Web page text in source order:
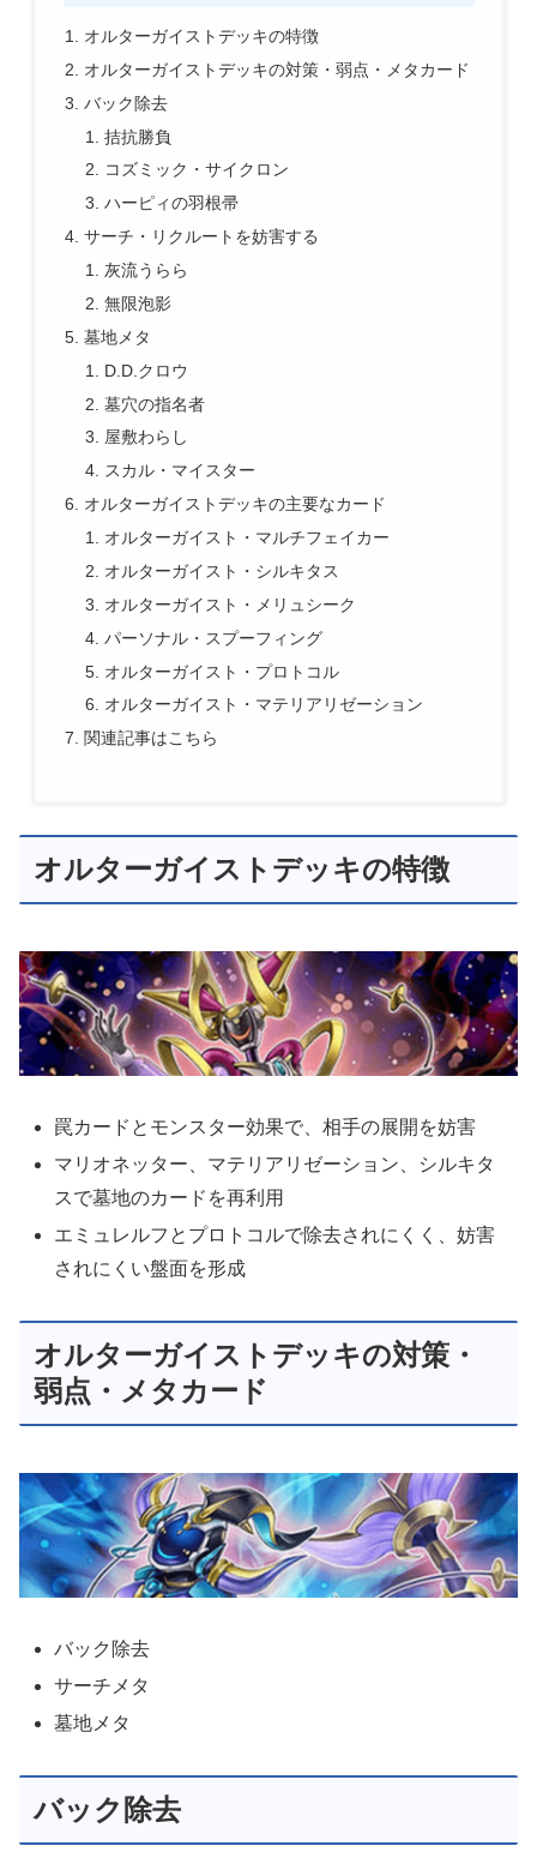
オルターガイストデッキの特徴
オルターガイストデッキの対策・弱点・メタカード
バック除去
拮抗勝負
コズミック・サイクロン
ハーピィの羽根帚
サーチ・リクルートを妨害する
灰流うらら
無限泡影
墓地メタ
D.D.クロウ
墓穴の指名者
屋敷わらし
スカル・マイスター
オルターガイストデッキの主要なカード
オルターガイスト・マルチフェイカー
オルターガイスト・シルキタス
オルターガイスト・メリュシーク
パーソナル・スプーフィング
オルターガイスト・プロトコル
オルターガイスト・マテリアリゼーション
関連記事はこちら
オルターガイストデッキの特徴
罠カードとモンスター効果で、相手の展開を妨害
マリオネッター、マテリアリゼーション、シルキタ
スで墓地のカードを再利用
エミュレルフとプロトコルで除去されにくく、妨害
されにくい盤面を形成
オルターガイストデッキの対策・
弱点・メタカード
バック除去
サーチメタ
墓地メタ
バック除去